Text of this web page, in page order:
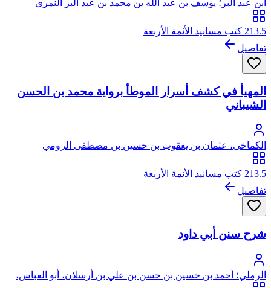
ابن عبد البر؛ يوسف بن عبد الله بن محمد بن عبد البر النمري
القرطبي المالكي، أبو عمر
213.5 كتب مسانيد الأئمة الأربعة
تفاصيل
المهيأ في كشف أسرار الموطأ برواية محمد بن الحسن
الشيباني
الكماخى، عثمان بن يعقوب بن حسين بن مصطفى الرومي
213.5 كتب مسانيد الأئمة الأربعة
تفاصيل
شرح سنن أبي داود
الرملي؛ أحمد بن حسين بن حسن بن علي بن أرسلان، أبو العباس،